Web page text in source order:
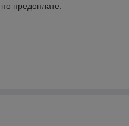
предоплате.